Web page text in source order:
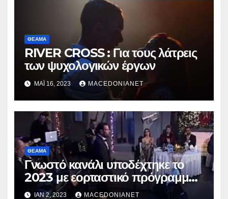
ΘΈΑΜΑ
RIVER CROSS : Για τους λάτρεις
των ψυχολογικών έργων
ΜΆΙ 16, 2023 MACEDONIANET
ΘΈΑΜΑ
Γνωστό κανάλι υποδέχτηκε το
2023 με εορταστικό πρόγραμμα
του 2021
ΙΑΝ 2, 2023 MACEDONIANET